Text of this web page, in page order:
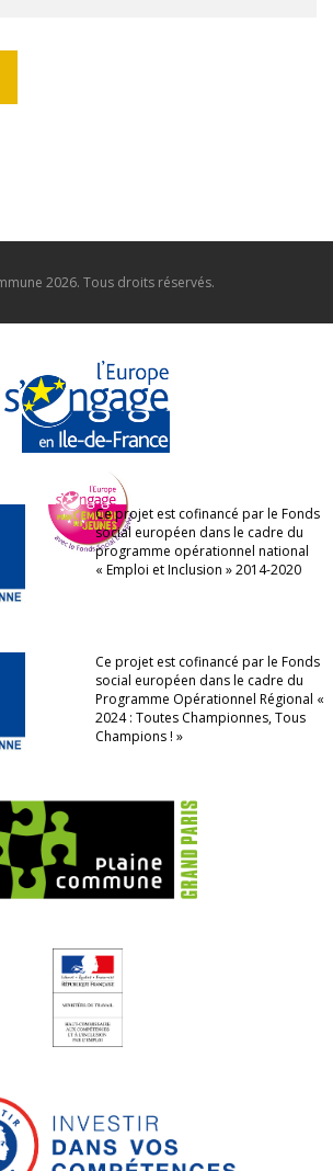
2026. Tous droits réservés.
Ce projet est cofinancé par le Fonds
social européen dans le cadre du
programme opérationnel national
« Emploi et Inclusion » 2014-2020
Ce projet est cofinancé par le Fonds
social européen dans le cadre du
Programme Opérationnel Régional «
2024 : Toutes Championnes, Tous
Champions ! »